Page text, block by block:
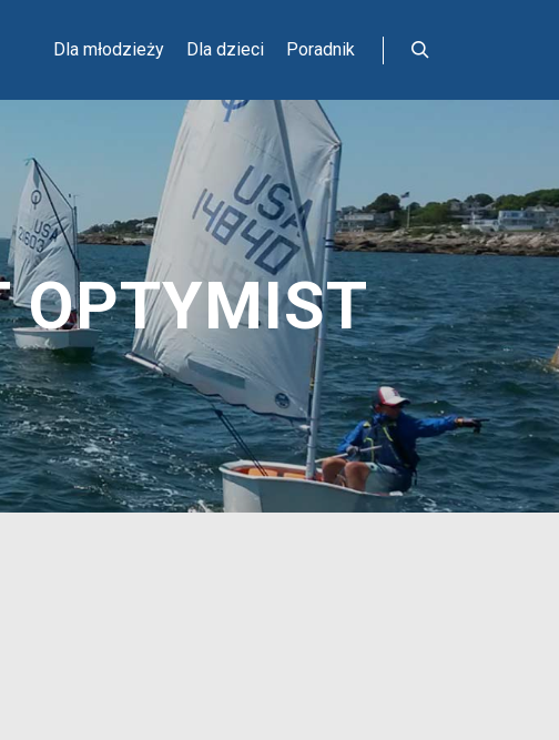
Dla młodzieży Dla dzieci Poradnik
OPTYMIST